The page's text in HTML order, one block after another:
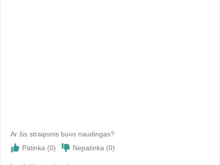
Ar šis straipsnis buvo naudingas?
Patinka (0) Nepatinka (0)